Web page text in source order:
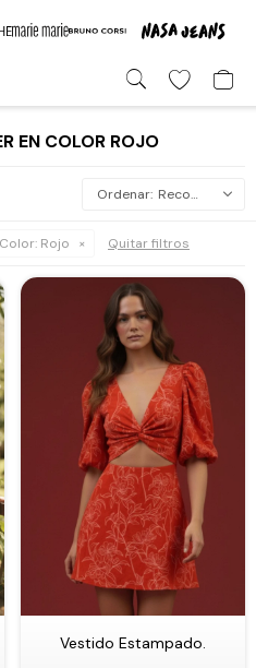
EN COLOR ROJO
Recomendados
Color: Rojo Quitar filtros
Vestido Estampado.